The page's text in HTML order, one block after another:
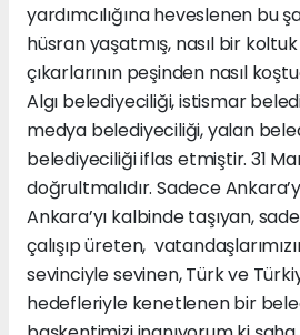
yardımcılığına heveslenen bu
hüsran yaşatmış, nasıl bir
çıkarlarının peşinden nasıl
Algı belediyeciliği, istismar
medya belediyeciliği, yalan
belediyeciliği iflas etmiştir. 31
doğrultmalıdır. Sadece
Ankara’yı kalbinde taşıyan,
çalışıp üreten,
sevinciyle sevinen, Türk ve
hedefleriyle kenetlenen bir